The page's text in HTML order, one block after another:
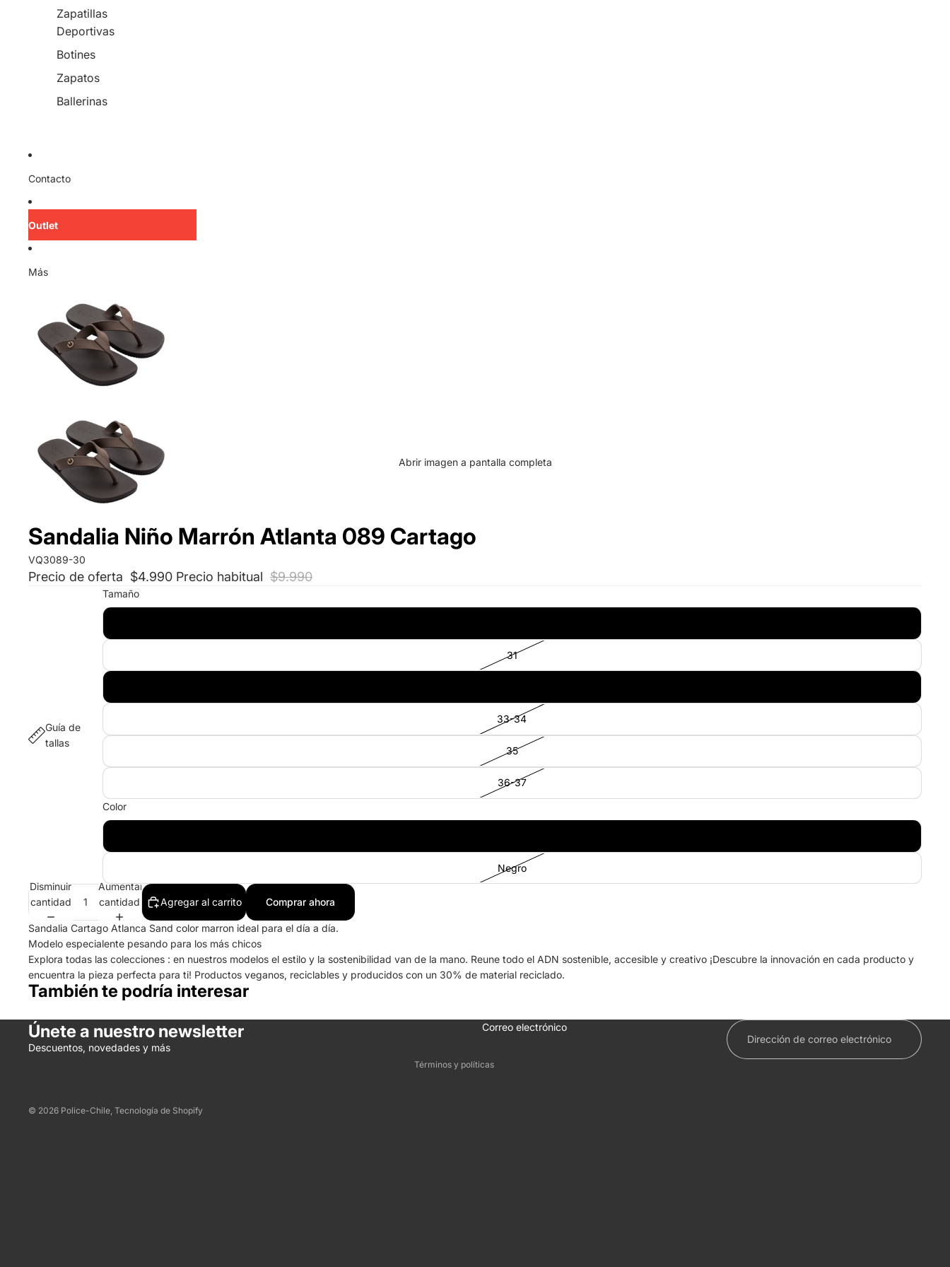
Zapatillas
Deportivas
Botines
Zapatos
Ballerinas
Contacto
Outlet
Más
Abrir imagen a pantalla completa
Sandalia Niño Marrón Atlanta 089 Cartago
VQ3089-30
Precio de oferta $4.990 Precio habitual $9.990
Guía de
tallas
Tamaño
31
33-34
35
36-37
Color
Negro
Disminuir
cantidad
Aumentar
cantidad
Agregar al carrito Comprar ahora
Sandalia Cartago Atlanca Sand color marron ideal para el día a día.
Modelo especialente pesando para los más chicos
Explora todas las colecciones : en nuestros modelos el estilo y la sostenibilidad van de la mano. Reune todo el ADN sostenible, accesible y creativo ¡Descubre la innovación en cada producto y
encuentra la pieza perfecta para ti! Productos veganos, reciclables y producidos con un 30% de material reciclado.
También te podría interesar
Únete a nuestro newsletter
Descuentos, novedades y más
Correo electrónico
© 2026 Police-Chile Tecnología de Shopify
Términos y políticas
Política de reembolso
Términos del servicio